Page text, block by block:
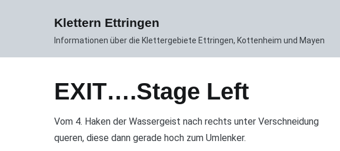
Klettern Ettringen
Informationen über die Klettergebiete Ettringen, Kottenheim und Mayen
EXIT….Stage Left
Vom 4. Haken der Wassergeist nach rechts unter Verschneidung
queren, diese dann gerade hoch zum Umlenker.